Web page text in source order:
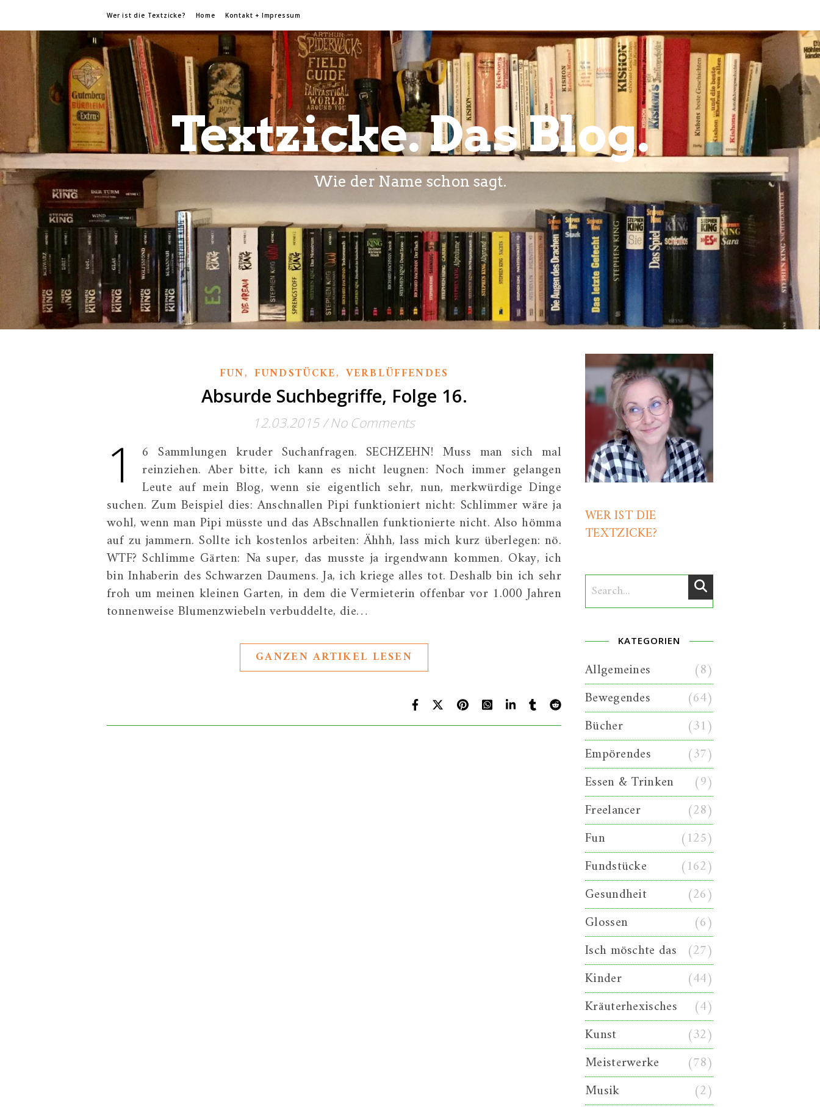
Wer ist die Textzicke? Home Kontakt + Impressum
Textzicke. Das Blog.
Wie der Name schon sagt.
FUN, FUNDSTÜCKE, VERBLÜFFENDES
Absurde Suchbegriffe, Folge 16.
12.03.2015 / No Comments
1 6 Sammlungen kruder Suchanfragen. SECHZEHN! Muss man sich mal
reinziehen. Aber bitte, ich kann es nicht leugnen: Noch immer gelangen
Leute auf mein Blog, wenn sie eigentlich sehr, nun, merkwürdige Dinge
suchen. Zum Beispiel dies: Anschnallen Pipi funktioniert nicht: Schlimmer wäre ja
wohl, wenn man Pipi müsste und das ABschnallen funktionierte nicht. Also hömma
auf zu jammern. Sollte ich kostenlos arbeiten: Ähhh, lass mich kurz überlegen: nö.
WTF? Schlimme Gärten: Na super, das musste ja irgendwann kommen. Okay, ich
bin Inhaberin des Schwarzen Daumens. Ja, ich kriege alles tot. Deshalb bin ich sehr
froh um meinen kleinen Garten, in dem die Vermieterin offenbar vor 1.000 Jahren
tonnenweise Blumenzwiebeln verbuddelte, die…
GANZEN ARTIKEL LESEN
WER IST DIE
TEXTZICKE?
KATEGORIEN
Allgemeines
(8)
Bewegendes
(64)
Bücher
(31)
Empörendes
(37)
Essen & Trinken
(9)
Freelancer
(28)
Fun
(125)
Fundstücke
(162)
Gesundheit
(26)
Glossen
(6)
Isch möschte das (27)
Kinder
(44)
Kräuterhexisches
(4)
Kunst
(32)
Meisterwerke
(78)
Musik
(2)